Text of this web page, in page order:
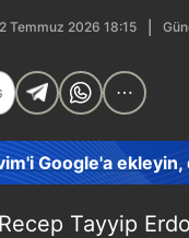
Temmuz 2026 18:15
Google'a
Tayyip